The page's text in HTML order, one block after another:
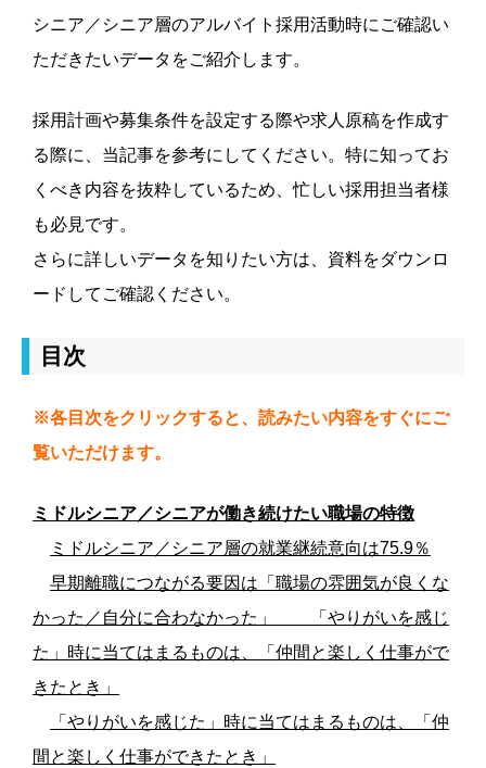
シニア／シニア層のアルバイト採用活動時にご確認い
ただきたいデータをご紹介します。
採用計画や募集条件を設定する際や求人原稿を作成す
る際に、当記事を参考にしてください。 特に知ってお
くべき内容を抜粋しているため、忙しい採用担当者様
も必見です。
さらに詳しいデータを知りたい方は、資料をダウンロ
ードしてご確認ください。
目次
※各目次をクリックすると、読みたい内容をすぐにご
覧いただけます。
ミドルシニア／シニアが働き続けたい職場の特徴
ミドルシニア／シニア層の就業継続意向は75.9％
早期離職につながる要因は「職場の雰囲気が良くな
かった／自分に合わなかった」 「やりがいを感じ
た」時に当てはまるものは、「仲間と楽しく仕事がで
きたとき」
「やりがいを感じた」時に当てはまるものは、「仲
間と楽しく仕事ができたとき」